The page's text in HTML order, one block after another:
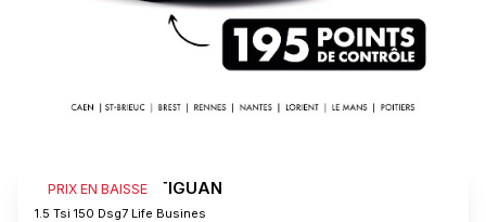
PRIX EN BAISSE
VOLKSWAGEN TIGUAN
1.5 Tsi 150 Dsg7 Life Busines